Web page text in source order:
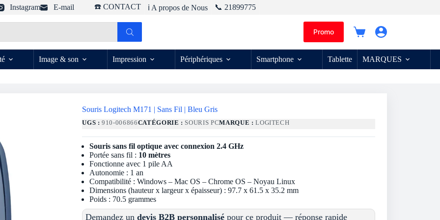
Instagram E-mail ☎️ CONTACT ℹ️ A propos de Nous 📞 21899775
Promo
Panier
Image & son Impression Périphériques Smartphone Tablette MARQUES
Souris Logitech M171 | Sans Fil | Bleu Gris
UGS :910-006866CATÉGORIE : SOURIS PCMARQUE :LOGITECH
Souris sans fil optique avec connexion 2.4 GHz
Portée sans fil : 10 mètres
Fonctionne avec 1 pile AA
Autonomie : 1 an
Compatibilité : Windows – Mac OS – Chrome OS – Noyau Linux
Dimensions (hauteur x largeur x épaisseur) : 97.7 x 61.5 x 35.2 mm
Poids : 70.5 grammes
Demandez undevis B2B personnalisé pour ce produit — réponse rapide